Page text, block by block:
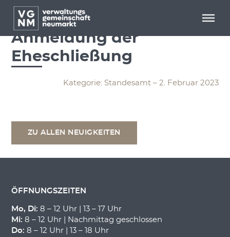
Menü überspringen
Menü überspringen
Vollmacht zur
Anmeldung der
Eheschließung
Kategorie: Standesamt – 2. Februar 2023
ZU ALLEN NEUIGKEITEN
ÖFFNUNGSZEITEN
Mo, Di: 8 – 12 Uhr | 13 – 17 Uhr
Mi: 8 – 12 Uhr | Nachmittag geschlossen
Do: 8 – 12 Uhr | 13 – 18 Uhr